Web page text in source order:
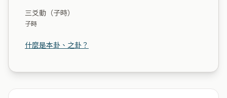
三爻動（子時）
子時
什麼是本卦、之卦？